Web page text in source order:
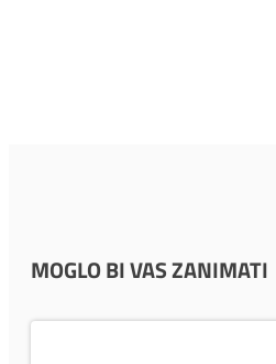
MOGLO BI VAS ZANIMATI